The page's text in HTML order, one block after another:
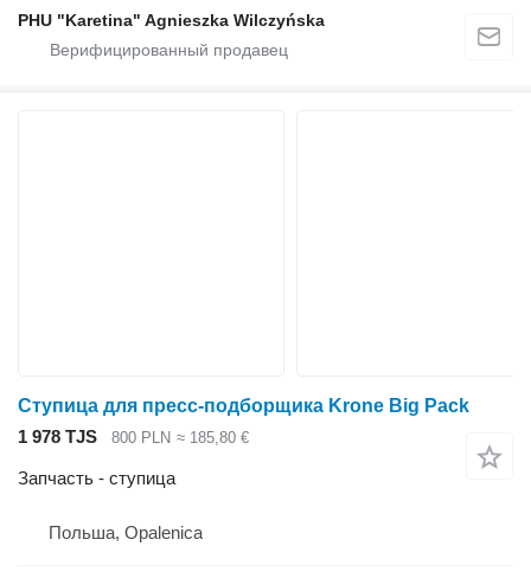
PHU "Karetina" Agnieszka Wilczyńska
Ступица для пресс-подборщика Krone Big Pack
1 978 TJS
800 PLN ≈ 185,80 €
Запчасть - ступица
Польша, Opalenica